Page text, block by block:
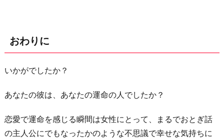
おわりに
いかがでしたか？
あなたの彼は、あなたの運命の人でしたか？
恋愛で運命を感じる瞬間は女性にとって、まるでおとぎ話
の主人公にでもなったかのような不思議で幸せな気持ちに